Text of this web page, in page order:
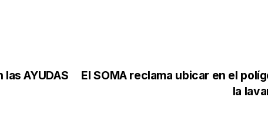
El SOMA reclama ubicar en el
la
AYUDAS